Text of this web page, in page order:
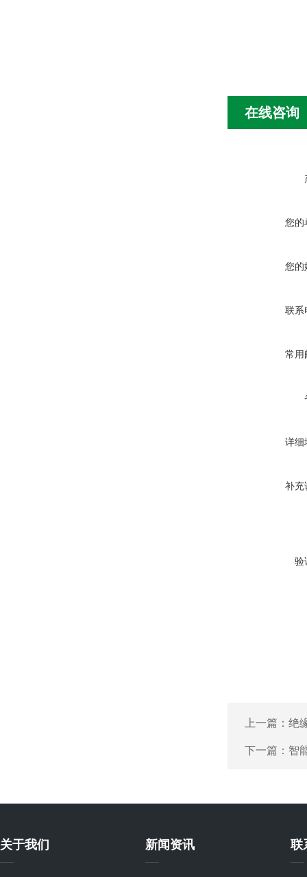
在线咨询
您的
您的
联系
常用
详细
补充
验
上一篇： 绝
下一篇： 智
关于我们 新闻资讯 联